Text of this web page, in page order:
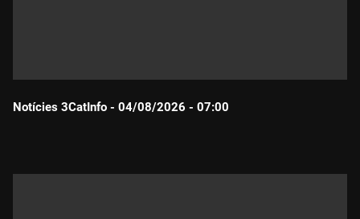
Notícies 3CatInfo - 04/08/2026 - 07:00